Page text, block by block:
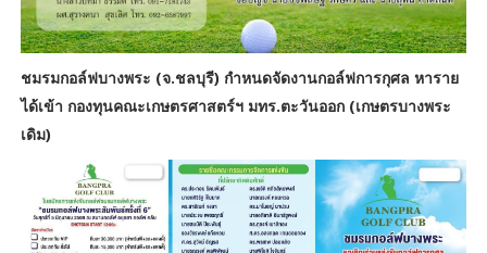
ชมรมกอล์ฟบางพระ (จ.ชลบุรี) กำหนดจัดงานกอล์ฟการกุศล หาราย
ได้เข้า กองทุนคณะเกษตรศาสตร์ฯ มทร.ตะวันออก (เกษตรบางพระ
เดิม)